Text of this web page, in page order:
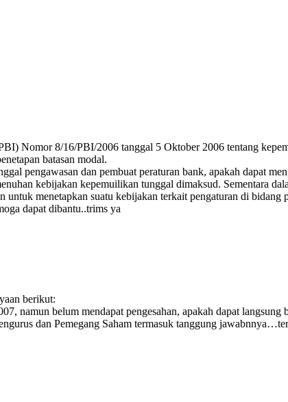
Nomor 8/16/PBI/2006 tanggal 5 Oktober 2006 tentang
batasan modal.
pengawasan dan pembuat peraturan bank, apakah dapat
kebijakan kepemuilikan tunggal dimaksud. Sementara
menetapkan suatu kebijakan terkait pengaturan di bidang
dapat dibantu..trims ya
berikut:
namun belum mendapat pengesahan, apakah dapat
dan Pemegang Saham termasuk tanggung